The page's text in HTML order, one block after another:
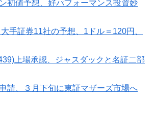
初値予想、好パフォーマンス投資妙
手証券11社の予想、1ドル＝120円、
上場承認、ジャスダックと名証二部
請、３月下旬に東証マザーズ市場へ